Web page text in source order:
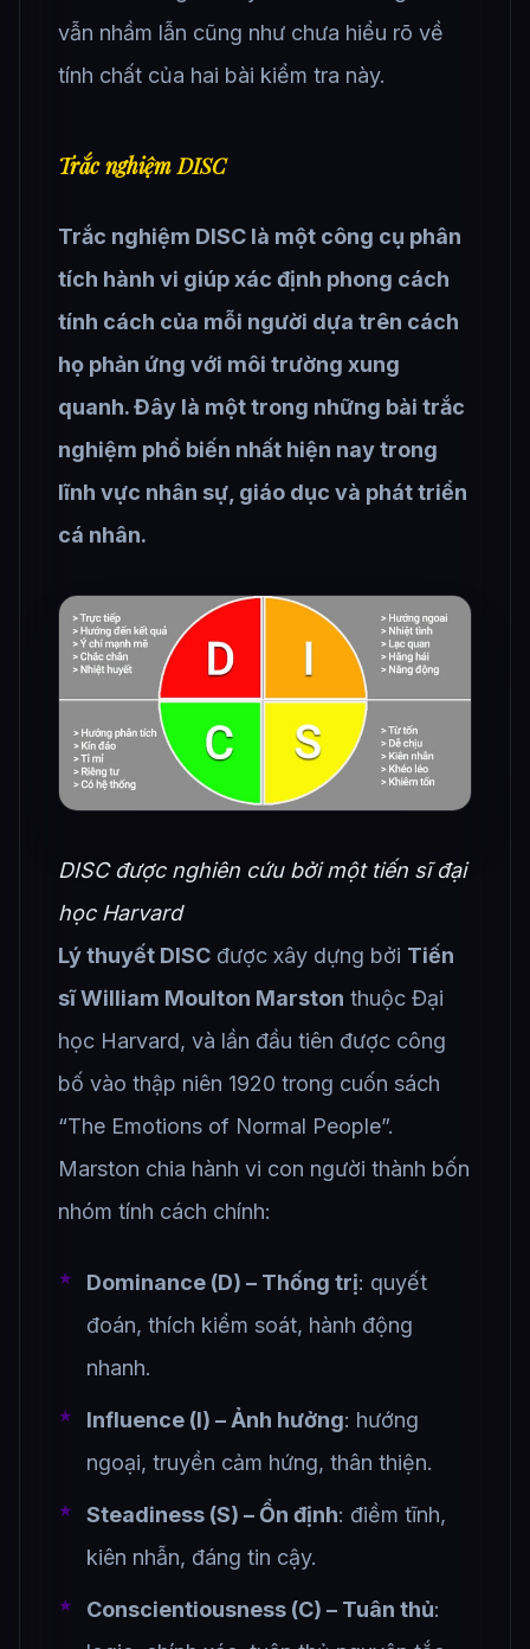
vẫn nhầm lẫn cũng như chưa hiểu rõ về
tính chất của hai bài kiểm tra này.
Trắc nghiệm DISC
Trắc nghiệm DISC là một công cụ phân
tích hành vi giúp xác định phong cách
tính cách của mỗi người dựa trên cách
họ phản ứng với môi trường xung
quanh. Đây là một trong những bài trắc
nghiệm phổ biến nhất hiện nay trong
lĩnh vực nhân sự, giáo dục và phát triển
cá nhân.
DISC được nghiên cứu bởi một tiến sĩ đại
học Harvard
Lý thuyết DISC được xây dựng bởi Tiến
sĩ William Moulton Marston thuộc Đại
học Harvard, và lần đầu tiên được công
bố vào thập niên 1920 trong cuốn sách
“The Emotions of Normal People”.
Marston chia hành vi con người thành bốn
nhóm tính cách chính:
Dominance (D) – Thống trị: quyết
đoán, thích kiểm soát, hành động
nhanh.
Influence (I) – Ảnh hưởng: hướng
ngoại, truyền cảm hứng, thân thiện.
Steadiness (S) – Ổn định: điềm tĩnh,
kiên nhẫn, đáng tin cậy.
Conscientiousness (C) – Tuân thủ: